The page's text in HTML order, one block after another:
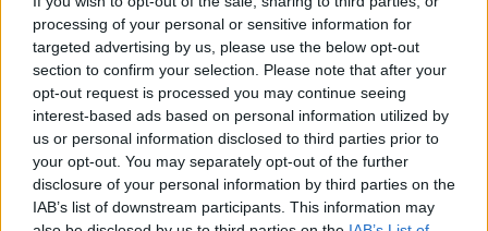
processing of your personal or sensitive information for
targeted advertising by us, please use the below opt-out
section to confirm your selection. Please note that after your
opt-out request is processed you may continue seeing
interest-based ads based on personal information utilized by
us or personal information disclosed to third parties prior to
your opt-out. You may separately opt-out of the further
disclosure of your personal information by third parties on the
IAB’s list of downstream participants. This information may
főkapitányság vezetésével Magyar Péter miniszterelnök
június 8-i hatállyal. A közlés szerint a miniszterelnök - a
belügyminiszter előterjesztésére - június 8-i hatállyal
visszavonja Balogh János rendőr altábornagy országos
rendőrfőkapitányi vezetői megbízását...
KEDVES OLVASÓNK!